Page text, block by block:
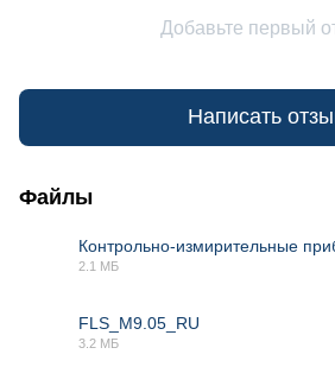
Добавьте первый
Написать
Файлы
Контрольно-измирительные
2.1 МБ
FLS_M9.05_RU
3.2 МБ